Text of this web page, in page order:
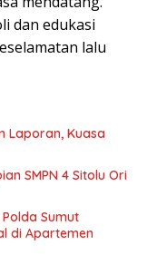
dan edukasi
lalu
Laporan, Kuasa
SMPN 4 Sitolu Ori
Sumut
di Apartemen